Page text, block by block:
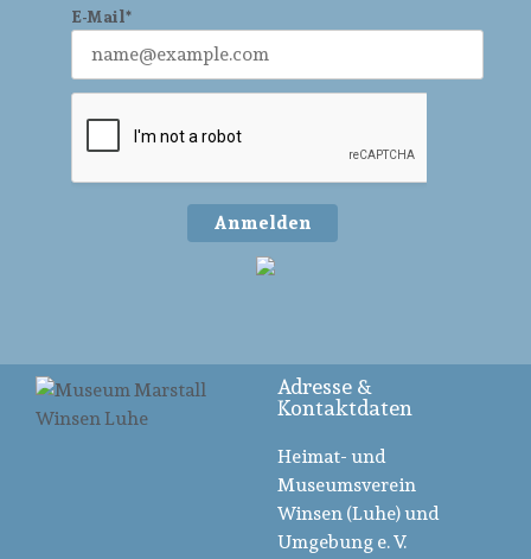
E-Mail*
Anmelden
Adresse &
Kontaktdaten
Heimat- und
Museumsverein
Winsen (Luhe) und
Umgebung e. V.